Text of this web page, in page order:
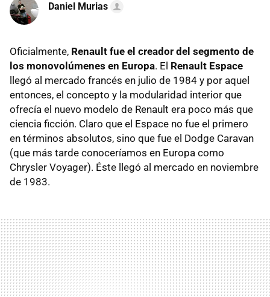
Daniel Murias
Oficialmente, Renault fue el creador del segmento de
los monovolúmenes en Europa. El Renault Espace
llegó al mercado francés en julio de 1984 y por aquel
entonces, el concepto y la modularidad interior que
ofrecía el nuevo modelo de Renault era poco más que
ciencia ficción. Claro que el Espace no fue el primero
en términos absolutos, sino que fue el Dodge Caravan
(que más tarde conoceríamos en Europa como
Chrysler Voyager). Éste llegó al mercado en noviembre
de 1983.